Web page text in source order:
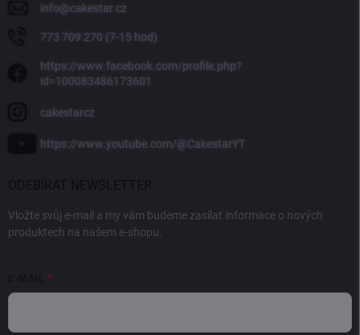
info@cakestar.cz
773 709 270 (7-15 hod)
https://www.facebook.com/profile.php?
id=100083486173601
cakestarcz
https://www.youtube.com/@CakestarYT
Vložte svůj e-mail a my vám budeme zasílat informace o nových
produktech na našem e-shopu.